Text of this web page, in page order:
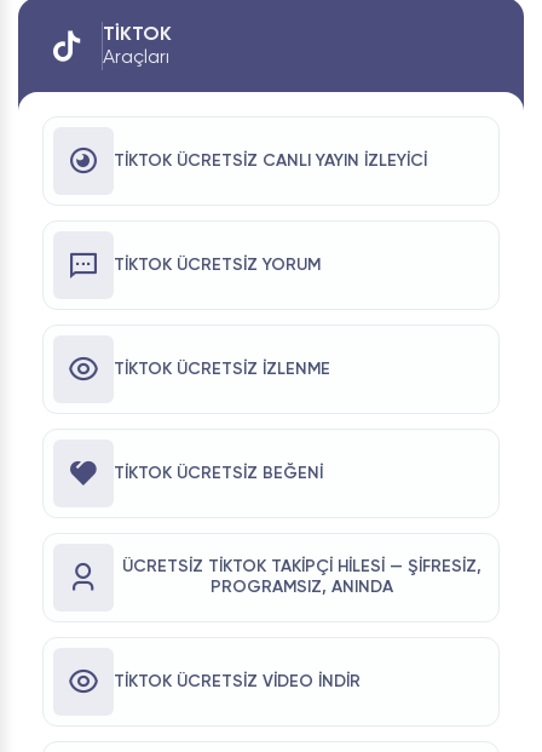
TIKTOK
Araçları
TIKTOK ÜCRETSIZ CANLI YAYIN İZLEYICI
TIKTOK ÜCRETSIZ YORUM
TIKTOK ÜCRETSIZ İZLENME
TIKTOK ÜCRETSIZ BEĞENI
ÜCRETSIZ TIKTOK TAKIPÇI HILESI — ŞIFRESIZ,
PROGRAMSIZ, ANINDA
TIKTOK ÜCRETSIZ VIDEO İNDIR